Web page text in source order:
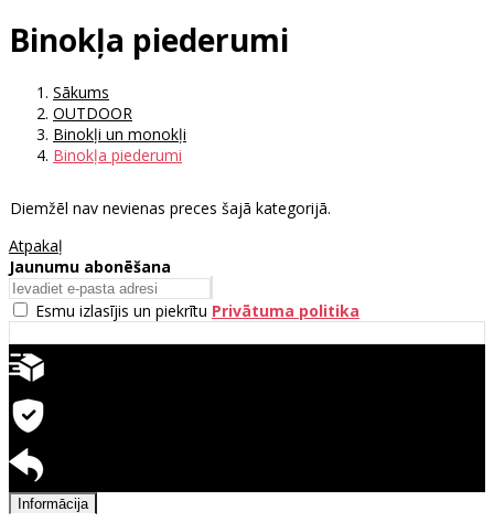
Binokļa piederumi
Sākums
OUTDOOR
Binokļi un monokļi
Binokļa piederumi
Diemžēl nav nevienas preces šajā kategorijā.
Atpakaļ
Jaunumu abonēšana
Esmu izlasījis un piekrītu Privātuma politika
Informācija